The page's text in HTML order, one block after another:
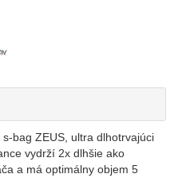
bag ZEUS, ultra dlhotrvajúci
vydrží 2x dlhšie ako
a má optimálny objem 5